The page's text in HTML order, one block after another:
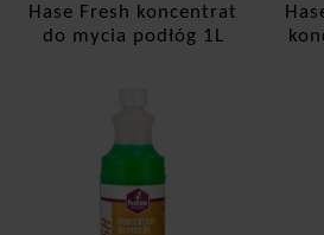
Hase Fresh koncentrat
do mycia podłóg 1L